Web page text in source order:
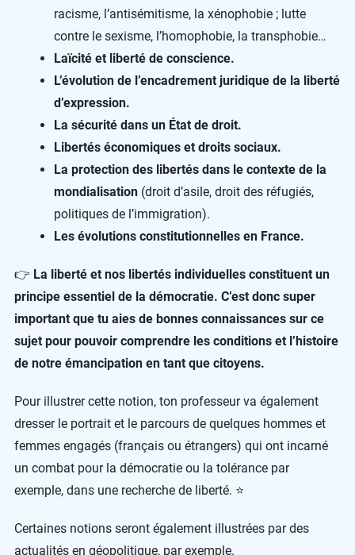
racisme, l’antisémitisme, la xénophobie ; lutte
contre le sexisme, l’homophobie, la transphobie…
Laïcité et liberté de conscience.
L’évolution de l’encadrement juridique de la liberté
d’expression.
La sécurité dans un État de droit.
Libertés économiques et droits sociaux.
La protection des libertés dans le contexte de la
mondialisation (droit d’asile, droit des réfugiés,
politiques de l’immigration).
Les évolutions constitutionnelles en France.
👉 La liberté et nos libertés individuelles constituent un
principe essentiel de la démocratie. C’est donc super
important que tu aies de bonnes connaissances sur ce
sujet pour pouvoir comprendre les conditions et l’histoire
de notre émancipation en tant que citoyens.
Pour illustrer cette notion, ton professeur va également
dresser le portrait et le parcours de quelques hommes et
femmes engagés (français ou étrangers) qui ont incarné
un combat pour la démocratie ou la tolérance par
exemple, dans une recherche de liberté. ⭐️
Certaines notions seront également illustrées par des
actualités en géopolitique, par exemple.